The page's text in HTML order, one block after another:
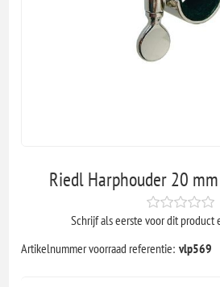
Riedl Harphouder 20
Schrijf als eerste voor dit product
Artikelnummer voorraad referentie: vlp569